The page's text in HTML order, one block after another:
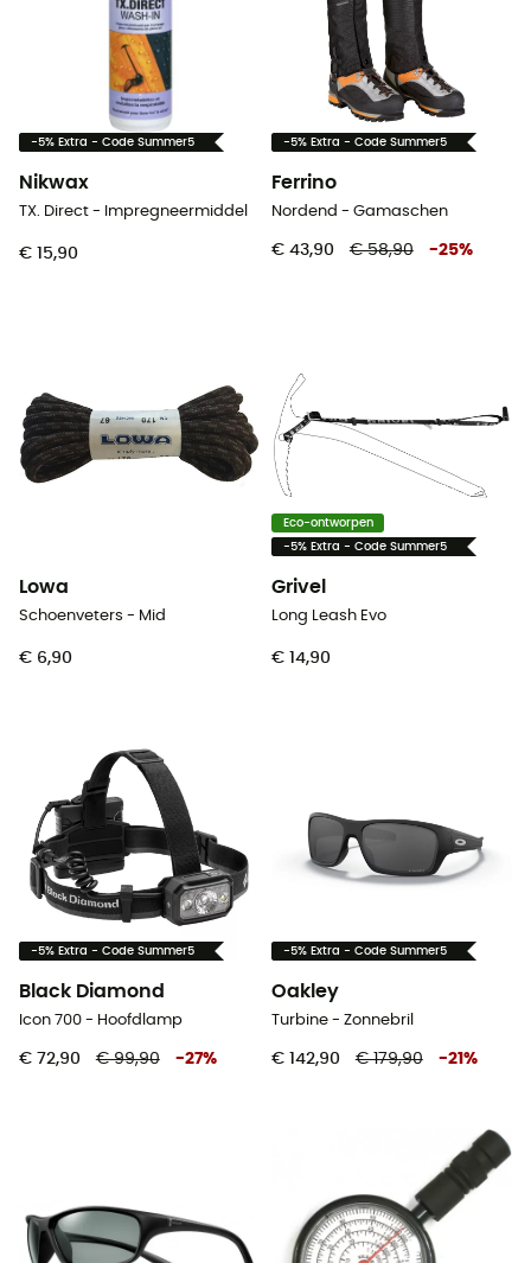
-5% Extra - Code Summer5
Nikwax
TX. Direct - Impregneermiddel
€ 15,90
-5% Extra - Code Summer5
Ferrino
Nordend - Gamaschen
€ 43,90 € 58,90 -25%
Lowa
Schoenveters - Mid
€ 6,90
Eco-ontworpen
-5% Extra - Code Summer5
Grivel
Long Leash Evo
€ 14,90
-5% Extra - Code Summer5
Black Diamond
Icon 700 - Hoofdlamp
€ 72,90 € 99,90 -27%
-5% Extra - Code Summer5
Oakley
Turbine - Zonnebril
€ 142,90 € 179,90 -21 %